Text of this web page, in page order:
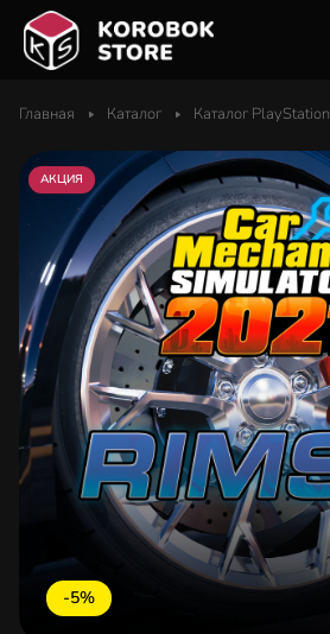
Главная Каталог Каталог PlayStation
-5%
АКЦИЯ